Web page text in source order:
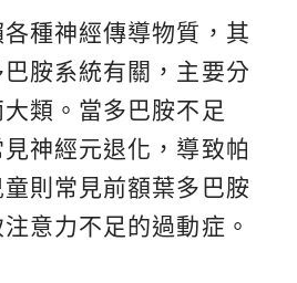
種神經傳導物質，其
胺系統有關，主要分
類。當多巴胺不足
神經元退化，導致帕
則常見前額葉多巴胺
意力不足的過動症。